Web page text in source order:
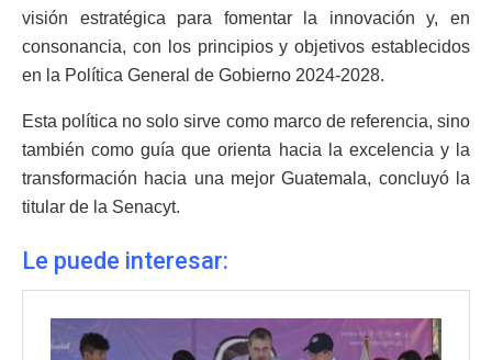
visión estratégica para fomentar la innovación y, en
consonancia, con los principios y objetivos establecidos
en la Política General de Gobierno 2024-2028.
Esta política no solo sirve como marco de referencia, sino
también como guía que orienta hacia la excelencia y la
transformación hacia una mejor Guatemala, concluyó la
titular de la Senacyt.
Le puede interesar: